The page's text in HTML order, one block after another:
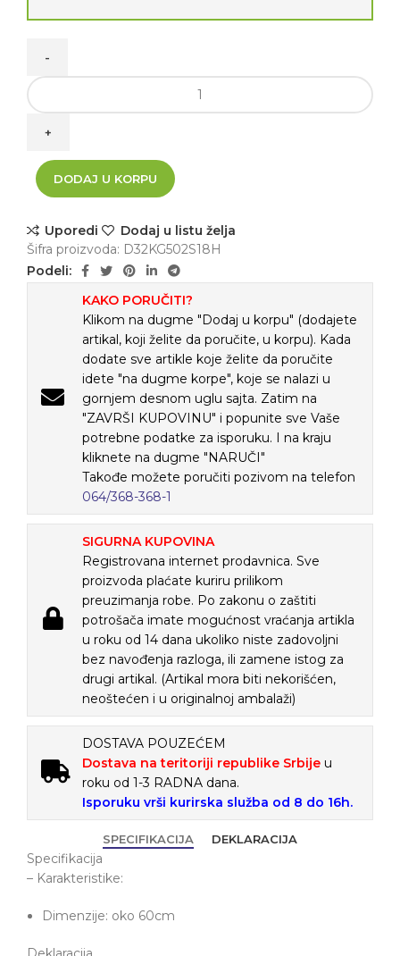
Veliki plišani Meda iz crtaća MAŠA I MEDA količina
DODAJ U KORPU
Uporedi
Dodaj u listu želja
Šifra proizvoda: D32KG502S18H
Podeli:
KAKO PORUČITI?
Klikom na dugme "Dodaj u korpu" (dodajete
artikal, koji želite da poručite, u korpu). Kada
dodate sve artikle koje želite da poručite
idete "na dugme korpe", koje se nalazi u
gornjem desnom uglu sajta. Zatim na
"ZAVRŠI KUPOVINU" i popunite sve Vaše
potrebne podatke za isporuku. I na kraju
kliknete na dugme "NARUČI"
Takođe možete poručiti pozivom na telefon
064/368-368-1
SIGURNA KUPOVINA
Registrovana internet prodavnica. Sve
proizvoda plaćate kuriru prilikom
preuzimanja robe. Po zakonu o zaštiti
potrošača imate mogućnost vraćanja artikla
u roku od 14 dana ukoliko niste zadovoljni
bez navođenja razloga, ili zamene istog za
drugi artikal. (Artikal mora biti nekorišćen,
neoštećen i u originalnoj ambalaži)
DOSTAVA POUZEĆEM
Dostava na teritoriji republike Srbije u
roku od 1-3 RADNA dana.
Isporuku vrši kurirska služba od 8 do 16h.
SPECIFIKACIJA DEKLARACIJA
Specifikacija
– Karakteristike:
Dimenzije: oko 60cm